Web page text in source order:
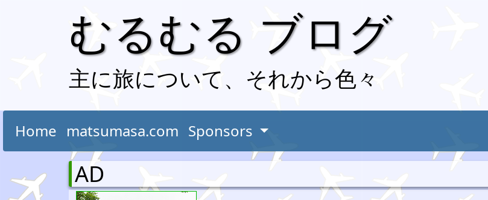
むるむる ブログ
主に旅について、それから色々
Home matsumasa.com Sponsors
AD